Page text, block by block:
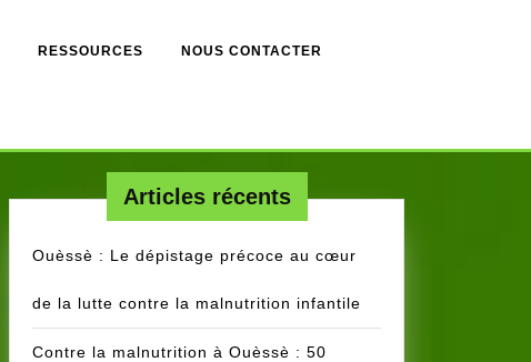
RESSOURCES NOUS CONTACTER
Articles récents
Ouèssè : Le dépistage précoce au cœur
de la lutte contre la malnutrition infantile
Contre la malnutrition à Ouèssè : 50